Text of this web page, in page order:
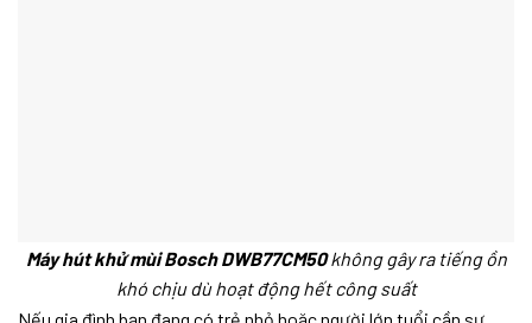
Máy hút khử mùi Bosch DWB77CM50không gây ra tiếng ồn
khó chịu dù hoạt động hết công suất